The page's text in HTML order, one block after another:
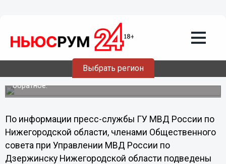
Выбрать регион
Парадоксы доверия к полиции
выявлены в Дзержинске
Нижегородской области
Большинство опрошенных (36,7%) оценивают
деятельность Управления МВД России по Дзержинску
отрицательно, одновременно с этим утверждается
обратное.
По информации пресс-службы ГУ МВД России по
Нижегородской области, членами Общественного
совета при Управлении МВД России по
Дзержинску Нижегородской области подведены